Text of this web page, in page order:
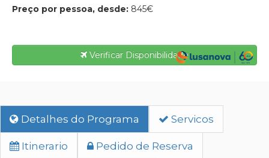
Preço por pessoa, desde: 845€
Verificar Disponibilidade
Detalhes do Programa Servicos
Itinerario Pedido de Reserva